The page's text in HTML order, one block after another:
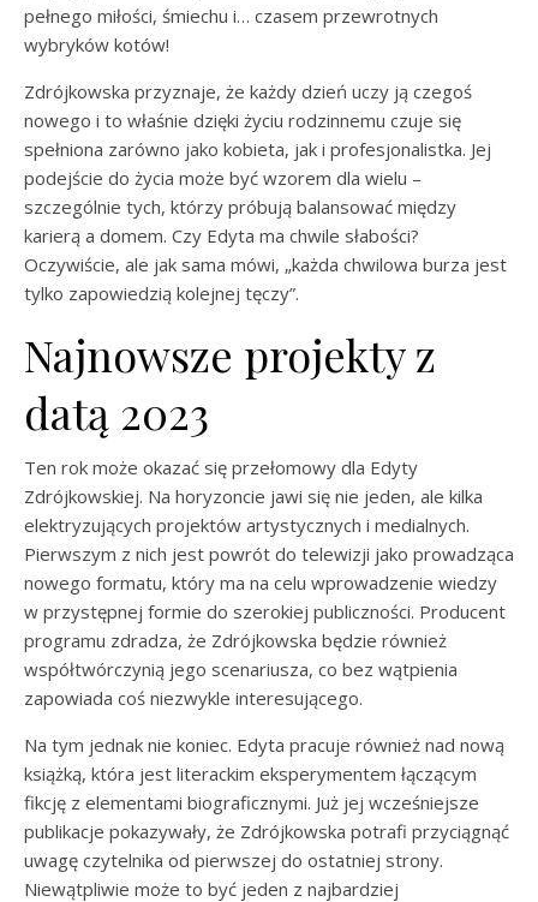
pełnego miłości, śmiechu i… czasem przewrotnych
wybryków kotów!
Zdrójkowska przyznaje, że każdy dzień uczy ją czegoś
nowego i to właśnie dzięki życiu rodzinnemu czuje się
spełniona zarówno jako kobieta, jak i profesjonalistka. Jej
podejście do życia może być wzorem dla wielu –
szczególnie tych, którzy próbują balansować między
karierą a domem. Czy Edyta ma chwile słabości?
Oczywiście, ale jak sama mówi, „każda chwilowa burza jest
tylko zapowiedzią kolejnej tęczy”.
Najnowsze projekty z
datą 2023
Ten rok może okazać się przełomowy dla Edyty
Zdrójkowskiej. Na horyzoncie jawi się nie jeden, ale kilka
elektryzujących projektów artystycznych i medialnych.
Pierwszym z nich jest powrót do telewizji jako prowadząca
nowego formatu, który ma na celu wprowadzenie wiedzy
w przystępnej formie do szerokiej publiczności. Producent
programu zdradza, że Zdrójkowska będzie również
współtwórczynią jego scenariusza, co bez wątpienia
zapowiada coś niezwykle interesującego.
Na tym jednak nie koniec. Edyta pracuje również nad nową
książką, która jest literackim eksperymentem łączącym
fikcję z elementami biograficznymi. Już jej wcześniejsze
publikacje pokazywały, że Zdrójkowska potrafi przyciągnąć
uwagę czytelnika od pierwszej do ostatniej strony.
Niewątpliwie może to być jeden z najbardziej